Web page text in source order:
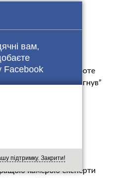
вам,
Facebook
підтримку. Закрити!
експерти назвали
цієї моделі
у продуктивності, проте
гаджет “потягнув”
Note 4x.
камерою експерти